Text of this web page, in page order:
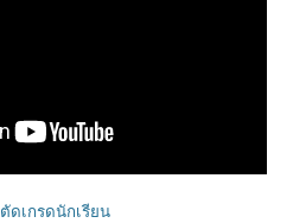
ดเกรดนักเรียน